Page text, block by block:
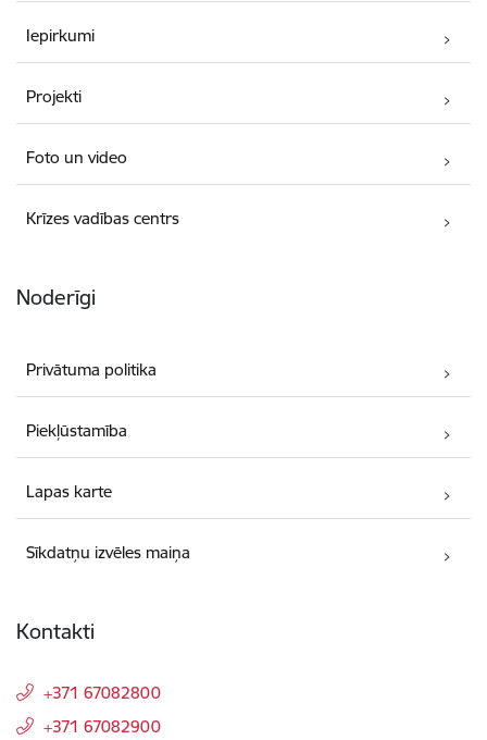
Iepirkumi
Projekti
Foto un video
Krīzes vadības centrs
Noderīgi
Privātuma politika
Piekļūstamība
Lapas karte
Sīkdatņu izvēles maiņa
Kontakti
+371 67082800
+371 67082900